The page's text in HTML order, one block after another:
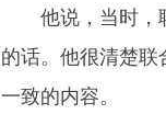
他说，当时，联
的话。他很清楚
一致的内容。